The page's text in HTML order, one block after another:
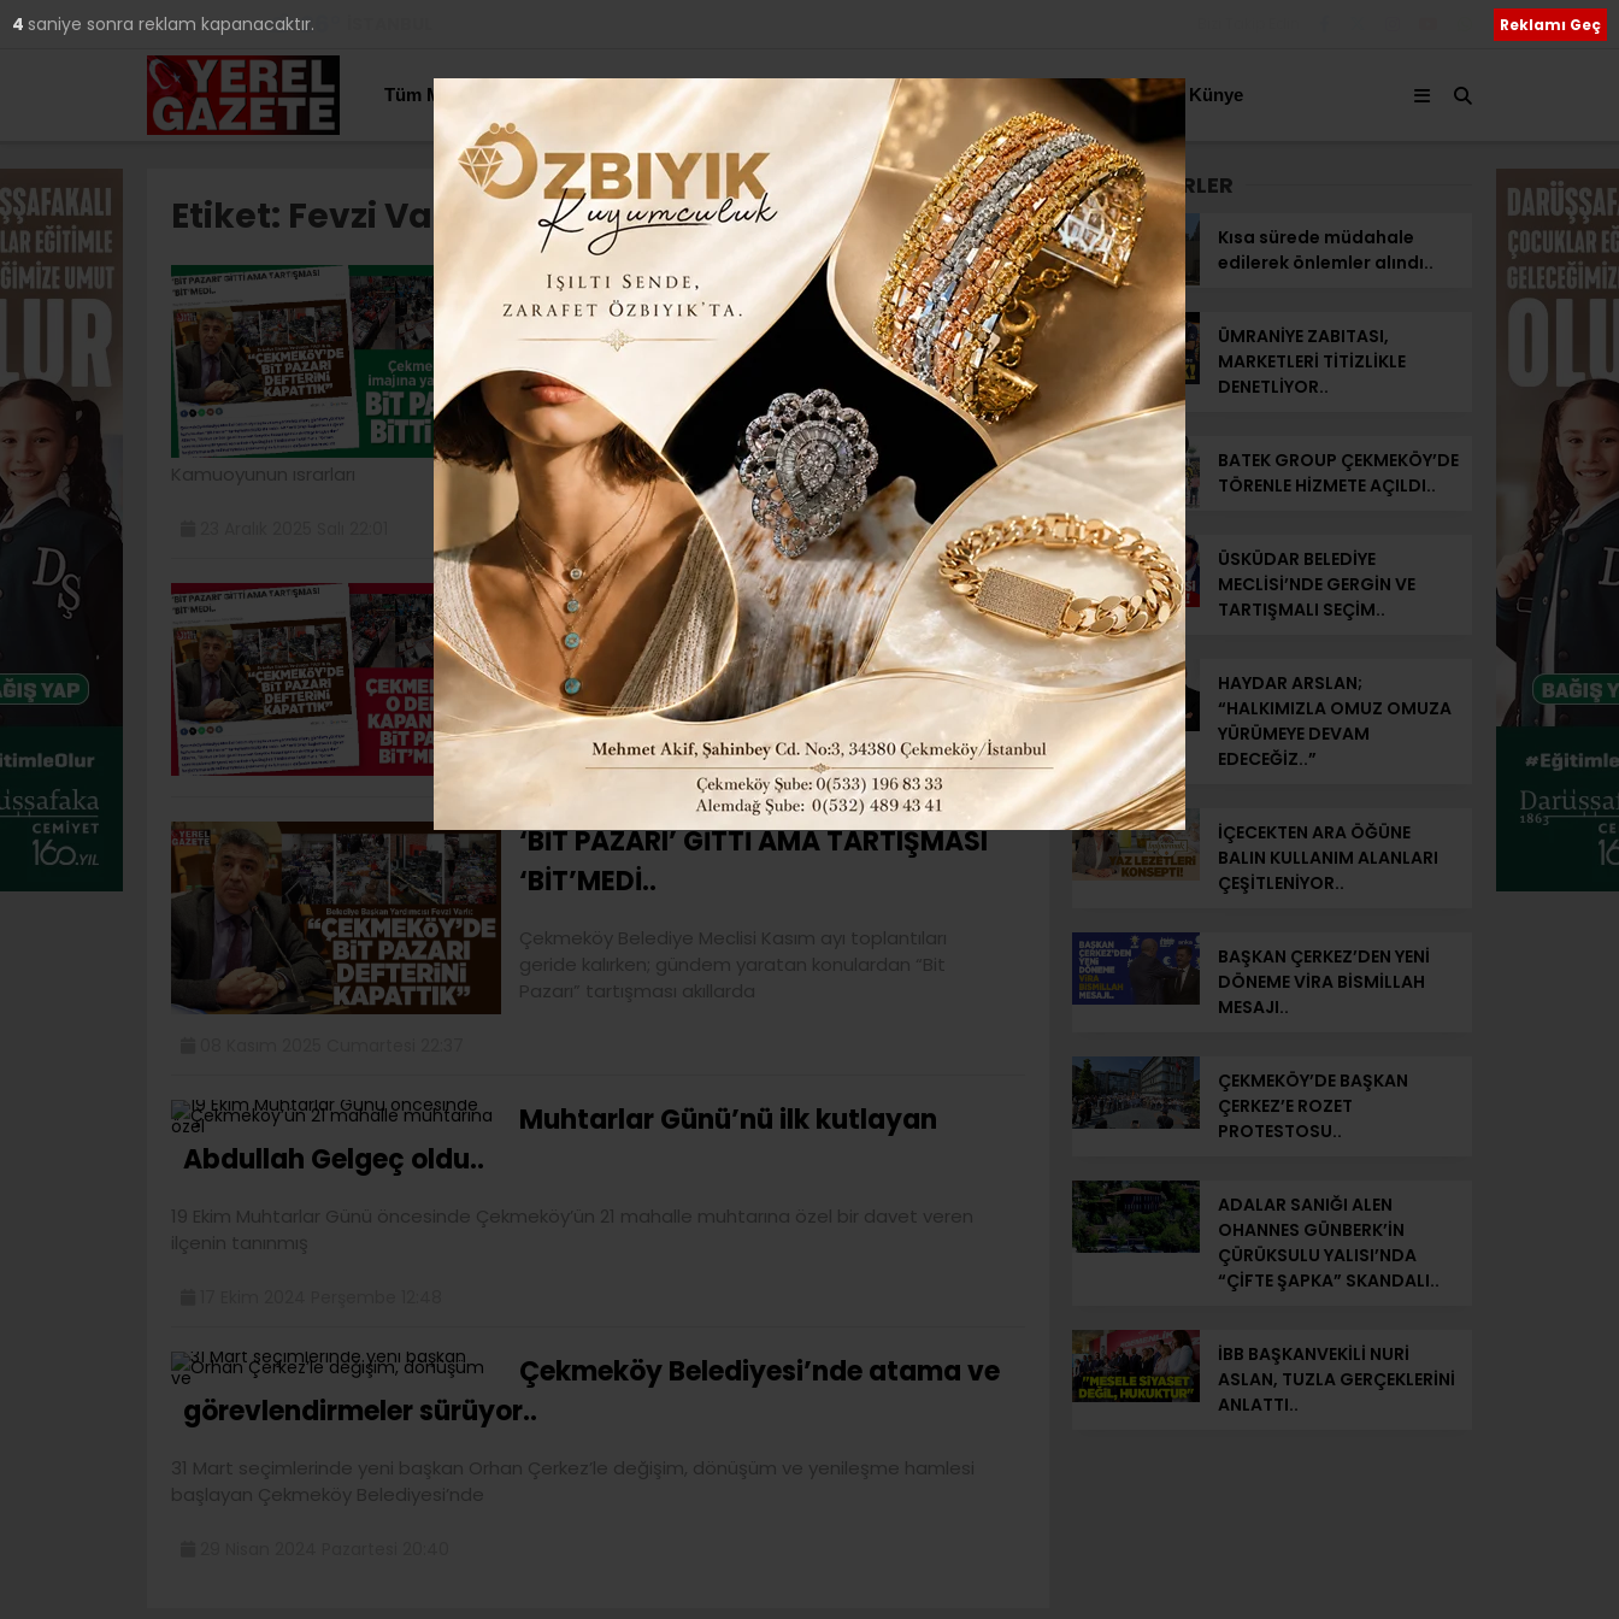
YAZARLAR 26
Tüm Manşetler Yerel Haberler Genel Siyaset Kültür Sanat Hakkımızda Künye
Etiket: Fevzi Varlı
“ÇEKMEKÖY’E YAKIŞAN BUDUR”
DİYEN PAZAR ESNAFINDAN TEŞEKKÜR
VAR..
Bir süredir Çekmeköy’ün başlıca sorunlarından olan Bit
Pazarı meselesi nihayet ilçenin gündeminden çıkıyor.
Kamuoyunun ısrarları
ÇEKMEKÖY’ÜN “BİT PAZARI” SINAVI!..
Bit Pazarı, Çekmeköy’ün yakasından düşmek bilmiyor.
Merkez Mahallesi’nde kaldırıldıktan sonra bu kez de
Salı günleri
03 Aralık 2025 Çarşamba 00:04
‘BİT PAZARI’ GİTTİ AMA TARTIŞMASI
‘BİT’MEDİ..
Çekmeköy Belediye Meclisi Kasım ayı toplantıları
geride kalırken; gündem yaratan konulardan “Bit
Pazarı” tartışması akıllarda
Muhtarlar Günü’nü ilk kutlayan
Abdullah Gelgeç oldu..
19 Ekim Muhtarlar Günü öncesinde Çekmeköy’ün 21 mahalle muhtarına özel bir davet veren
ilçenin tanınmış
Çekmeköy Belediyesi’nde atama ve
görevlendirmeler sürüyor..
31 Mart seçimlerinde yeni başkan Orhan Çerkez’le değişim, dönüşüm ve yenileşme hamlesi
başlayan Çekmeköy Belediyesi’nde
SON HABERLER
Kısa sürede müdahale
edilerek önlemler alındı..
ÜMRANİYE ZABITASI,
MARKETLERİ TİTİZLİKLE
DENETLİYOR..
BATEK GROUP ÇEKMEKÖY’DE
TÖRENLE HİZMETE AÇILDI..
ÜSKÜDAR BELEDİYE
MECLİSİ’NDE GERGİN VE
TARTIŞMALI SEÇİM..
HAYDAR ARSLAN;
“HALKIMIZLA OMUZ OMUZA
YÜRÜMEYE DEVAM
EDECEĞİZ..”
İÇECEKTEN ARA ÖĞÜNE
BALIN KULLANIM ALANLARI
ÇEŞİTLENİYOR..
BAŞKAN ÇERKEZ’DEN YENİ
DÖNEME VİRA BİSMİLLAH
MESAJI..
ÇEKMEKÖY’DE BAŞKAN
ÇERKEZ’E ROZET
PROTESTOSU..
ADALAR SANIĞI ALEN
OHANNES GÜNBERK’İN
ÇÜRÜKSULU YALISI’NDA
“ÇİFTE ŞAPKA” SKANDALI..
İBB BAŞKANVEKİLİ NURİ
ASLAN, TUZLA GERÇEKLERİNİ
ANLATTI..
3 saniye sonra reklam kapanacaktır. Reklamı Geç